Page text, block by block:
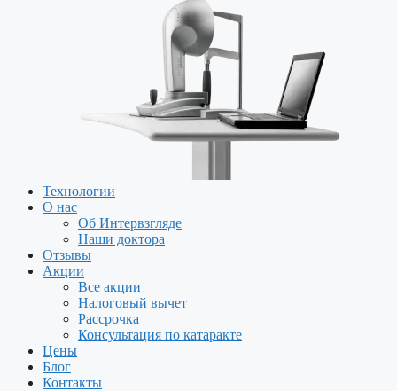
Технологии
О нас
Об Интервзгляде
Наши доктора
Отзывы
Акции
Все акции
Налоговый вычет
Рассрочка
Консультация по катаракте
Цены
Блог
Контакты